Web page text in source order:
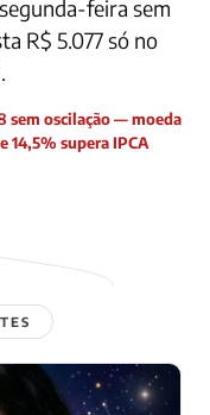
feira sem
R$ 5.077 só no
sem oscilação — moeda
14,5% supera IPCA